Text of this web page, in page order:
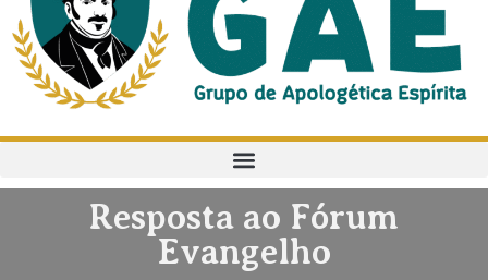
Resposta ao Fórum
Evangelho